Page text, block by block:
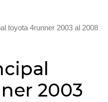
toyota 4runner 2003 al 2008
2003